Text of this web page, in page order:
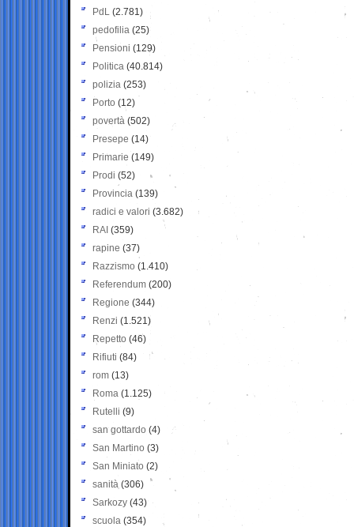
PdL (2.781)
pedofilia (25)
Pensioni (129)
Politica (40.814)
polizia (253)
Porto (12)
povertà (502)
Presepe (14)
Primarie (149)
Prodi (52)
Provincia (139)
radici e valori (3.682)
RAI (359)
rapine (37)
Razzismo (1.410)
Referendum (200)
Regione (344)
Renzi (1.521)
Repetto (46)
Rifiuti (84)
rom (13)
Roma (1.125)
Rutelli (9)
san gottardo (4)
San Martino (3)
San Miniato (2)
sanità (306)
Sarkozy (43)
scuola (354)